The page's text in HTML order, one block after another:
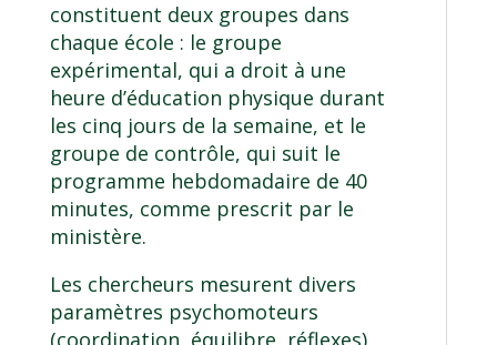
constituent deux groupes dans
chaque école : le groupe
expérimental, qui a droit à une
heure d’éducation physique durant
les cinq jours de la semaine, et le
groupe de contrôle, qui suit le
programme hebdomadaire de 40
minutes, comme prescrit par le
ministère.
Les chercheurs mesurent divers
paramètres psychomoteurs